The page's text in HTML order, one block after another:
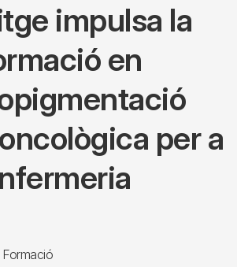
impulsa la
en
per a
Formació